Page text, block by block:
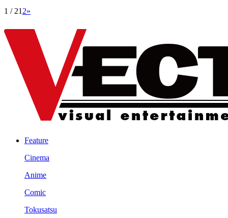
1 / 21 2»
Feature
Cinema
Anime
Comic
Tokusatsu